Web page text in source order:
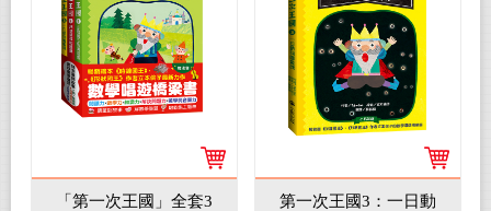
「第一次王國」全套3
第一次王國3：一日動